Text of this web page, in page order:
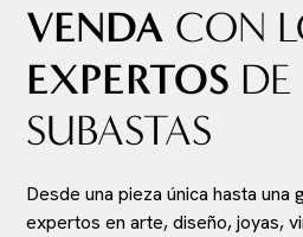
VENDA CON
EXPERTOS
SUBASTAS
Desde una pieza única hasta
expertos en arte, diseño, joyas,